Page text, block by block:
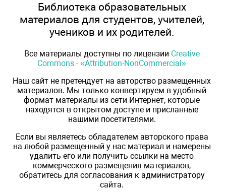
Библиотека образовательных
материалов для студентов, учителей,
учеников и их родителей.
Все материалы доступны по лицензии Creative
Commons - «Attribution-NonCommercial»
Наш сайт не претендует на авторство размещенных
материалов. Мы только конвертируем в удобный
формат материалы из сети Интернет, которые
находятся в открытом доступе и присланные
нашими посетителями.
Если вы являетесь обладателем авторского права
на любой размещенный у нас материал и намерены
удалить его или получить ссылки на место
коммерческого размещения материалов,
обратитесь для согласования к администратору
сайта.